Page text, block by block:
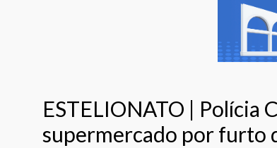
ESTELIONATO | Polícia
supermercado por furto